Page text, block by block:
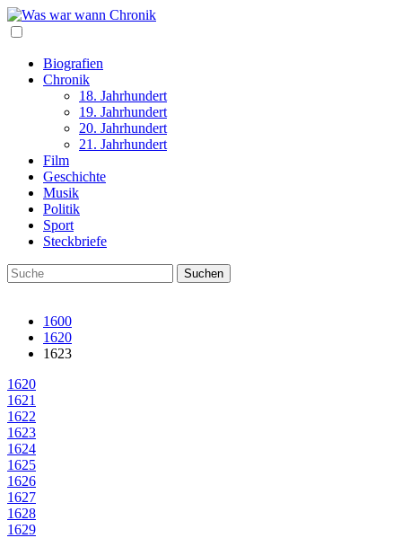
Biografien
Chronik
18. Jahrhundert
19. Jahrhundert
20. Jahrhundert
21. Jahrhundert
Film
Geschichte
Musik
Politik
Sport
Steckbriefe
1600
1620
1623
1620
1621
1622
1623
1624
1625
1626
1627
1628
1629